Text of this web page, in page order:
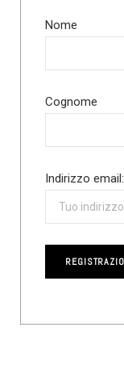
Nome
Cognome
Indirizzo email: